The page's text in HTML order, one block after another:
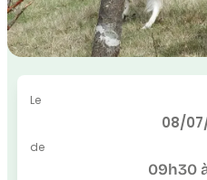
Le
08/
de
09h30